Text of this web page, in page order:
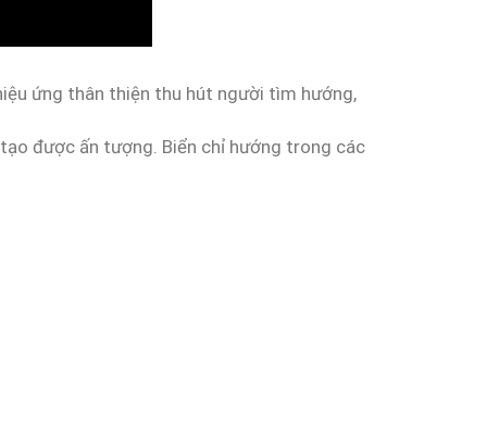
ứng thân thiện thu hút người tìm hướng,
được ấn tượng. Biển chỉ hướng trong các